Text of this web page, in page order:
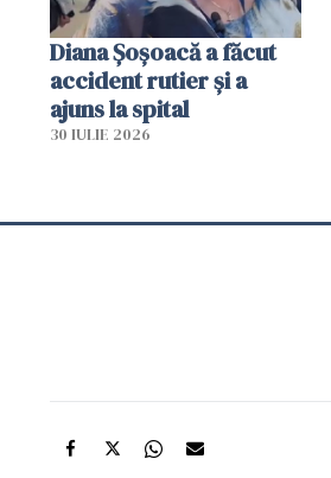
Diana Șoșoacă a făcut
accident rutier și a
ajuns la spital
30 IULIE 2026